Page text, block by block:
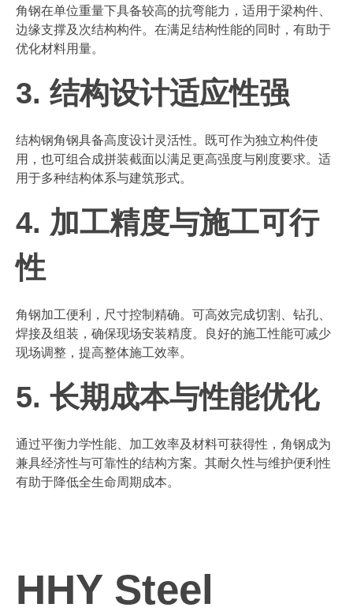
角钢在单位重量下具备较高的抗弯能力，适用于梁构件、
边缘支撑及次结构构件。在满足结构性能的同时，有助于
优化材料用量。
3. 结构设计适应性强
结构钢角钢具备高度设计灵活性。既可作为独立构件使
用，也可组合成拼装截面以满足更高强度与刚度要求。适
用于多种结构体系与建筑形式。
4. 加工精度与施工可行
性
角钢加工便利，尺寸控制精确。可高效完成切割、钻孔、
焊接及组装，确保现场安装精度。良好的施工性能可减少
现场调整，提高整体施工效率。
5. 长期成本与性能优化
通过平衡力学性能、加工效率及材料可获得性，角钢成为
兼具经济性与可靠性的结构方案。其耐久性与维护便利性
有助于降低全生命周期成本。
HHY Steel